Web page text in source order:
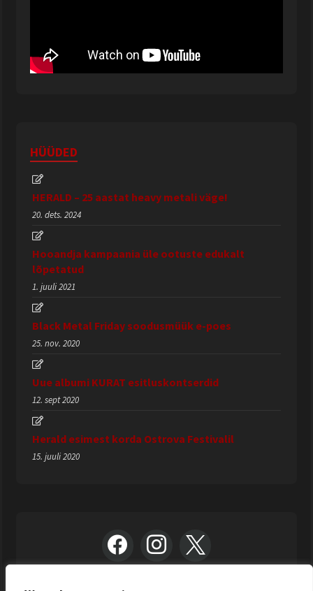
HÜÜDED
HERALD – 25 aastat heavy metali väge!
20. dets. 2024
Hooandja kampaania üle ootuste edukalt
lõpetatud
1. juuli 2021
Black Metal Friday soodusmüük e-poes
25. nov. 2020
Uue albumi KURAT esitluskontserdid
12. sept 2020
Herald esimest korda Ostrova Festivalil
15. juuli 2020